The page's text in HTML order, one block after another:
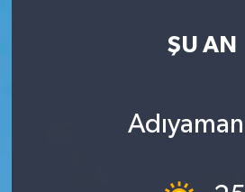
ŞU AN
Adıyaman